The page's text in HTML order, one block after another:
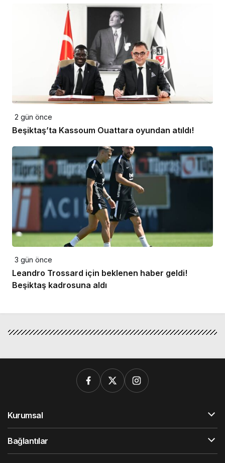
2 gün önce
Beşiktaş’ta Kassoum Ouattara oyundan atıldı!
3 gün önce
Leandro Trossard için beklenen haber geldi!
Beşiktaş kadrosuna aldı
Kurumsal
Bağlantılar